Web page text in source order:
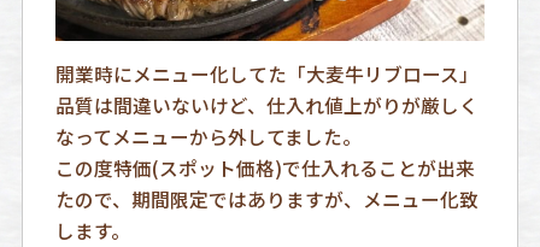
開業時にメニュー化してた「大麦牛リブロース」
品質は間違いないけど、仕入れ値上がりが厳しく
なってメニューから外してました。
この度特価(スポット価格)で仕入れることが出来
たので、期間限定ではありますが、メニュー化致
します。